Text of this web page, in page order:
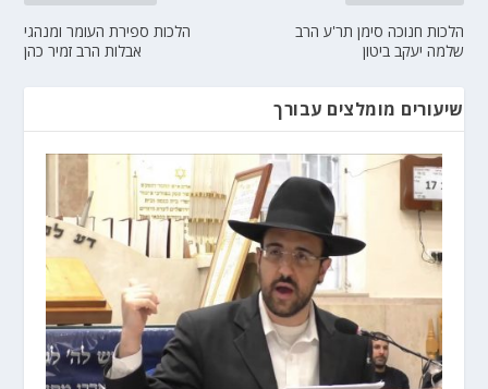
הלכות ספירת העומר ומנהגי
אבלות הרב זמיר כהן
הלכות חנוכה סימן תר'ע הרב
שלמה יעקב ביטון
שיעורים מומלצים עבורך